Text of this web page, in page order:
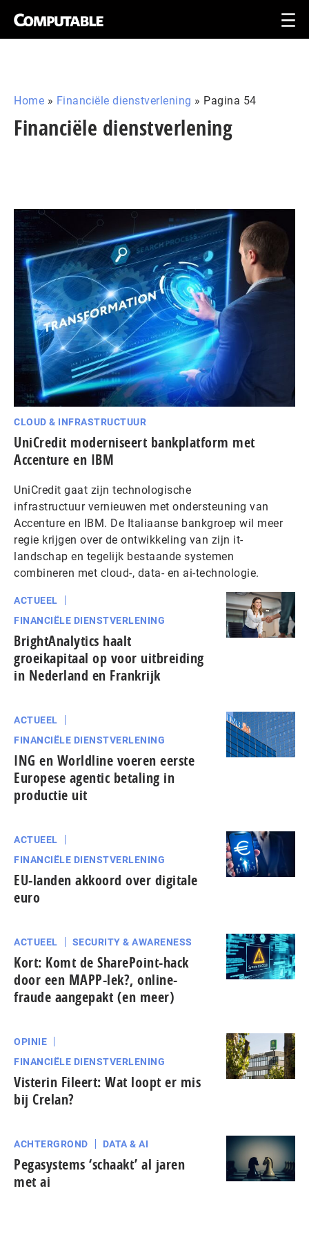
Home » Financiële dienstverlening » Pagina 54
Financiële dienstverlening
CLOUD & INFRASTRUCTUUR
UniCredit moderniseert bankplatform met
Accenture en IBM
UniCredit gaat zijn technologische
infrastructuur vernieuwen met ondersteuning van
Accenture en IBM. De Italiaanse bankgroep wil meer
regie krijgen over de ontwikkeling van zijn it-
landschap en tegelijk bestaande systemen
combineren met cloud-, data- en ai-technologie.
ACTUEEL
FINANCIËLE DIENSTVERLENING
BrightAnalytics haalt
groeikapitaal op voor uitbreiding
in Nederland en Frankrijk
ACTUEEL
FINANCIËLE DIENSTVERLENING
ING en Worldline voeren eerste
Europese agentic betaling in
productie uit
ACTUEEL
FINANCIËLE DIENSTVERLENING
EU-landen akkoord over digitale
euro
ACTUEEL SECURITY & AWARENESS
Kort: Komt de SharePoint-hack
door een MAPP-lek?, online-
fraude aangepakt (en meer)
OPINIE
FINANCIËLE DIENSTVERLENING
Visterin Fileert: Wat loopt er mis
bij Crelan?
ACHTERGROND DATA & AI
Pegasystems ‘schaakt’ al jaren
met ai